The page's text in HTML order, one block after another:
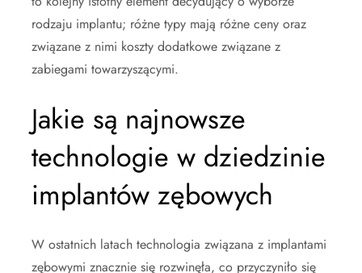
rodzaju implantu; różne typy mają różne ceny oraz
związane z nimi koszty dodatkowe związane z
zabiegami towarzyszącymi.
Jakie są najnowsze
technologie w dziedzinie
implantów zębowych
W ostatnich latach technologia związana z implantami
zębowymi znacznie się rozwinęła, co przyczyniło się